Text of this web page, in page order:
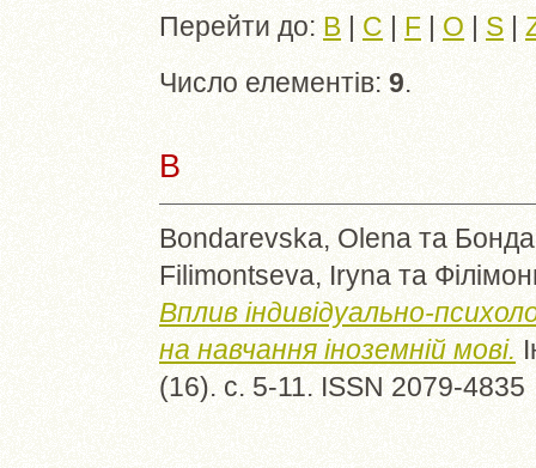
Перейти до: B | C | F | O | S |
Число елементів: 9.
B
Bondarevska, Olena та
Filimontseva, Iryna та
Вплив індивідуально-
на навчання іноземній мові.
(16). с. 5-11. ISSN 2079-4835